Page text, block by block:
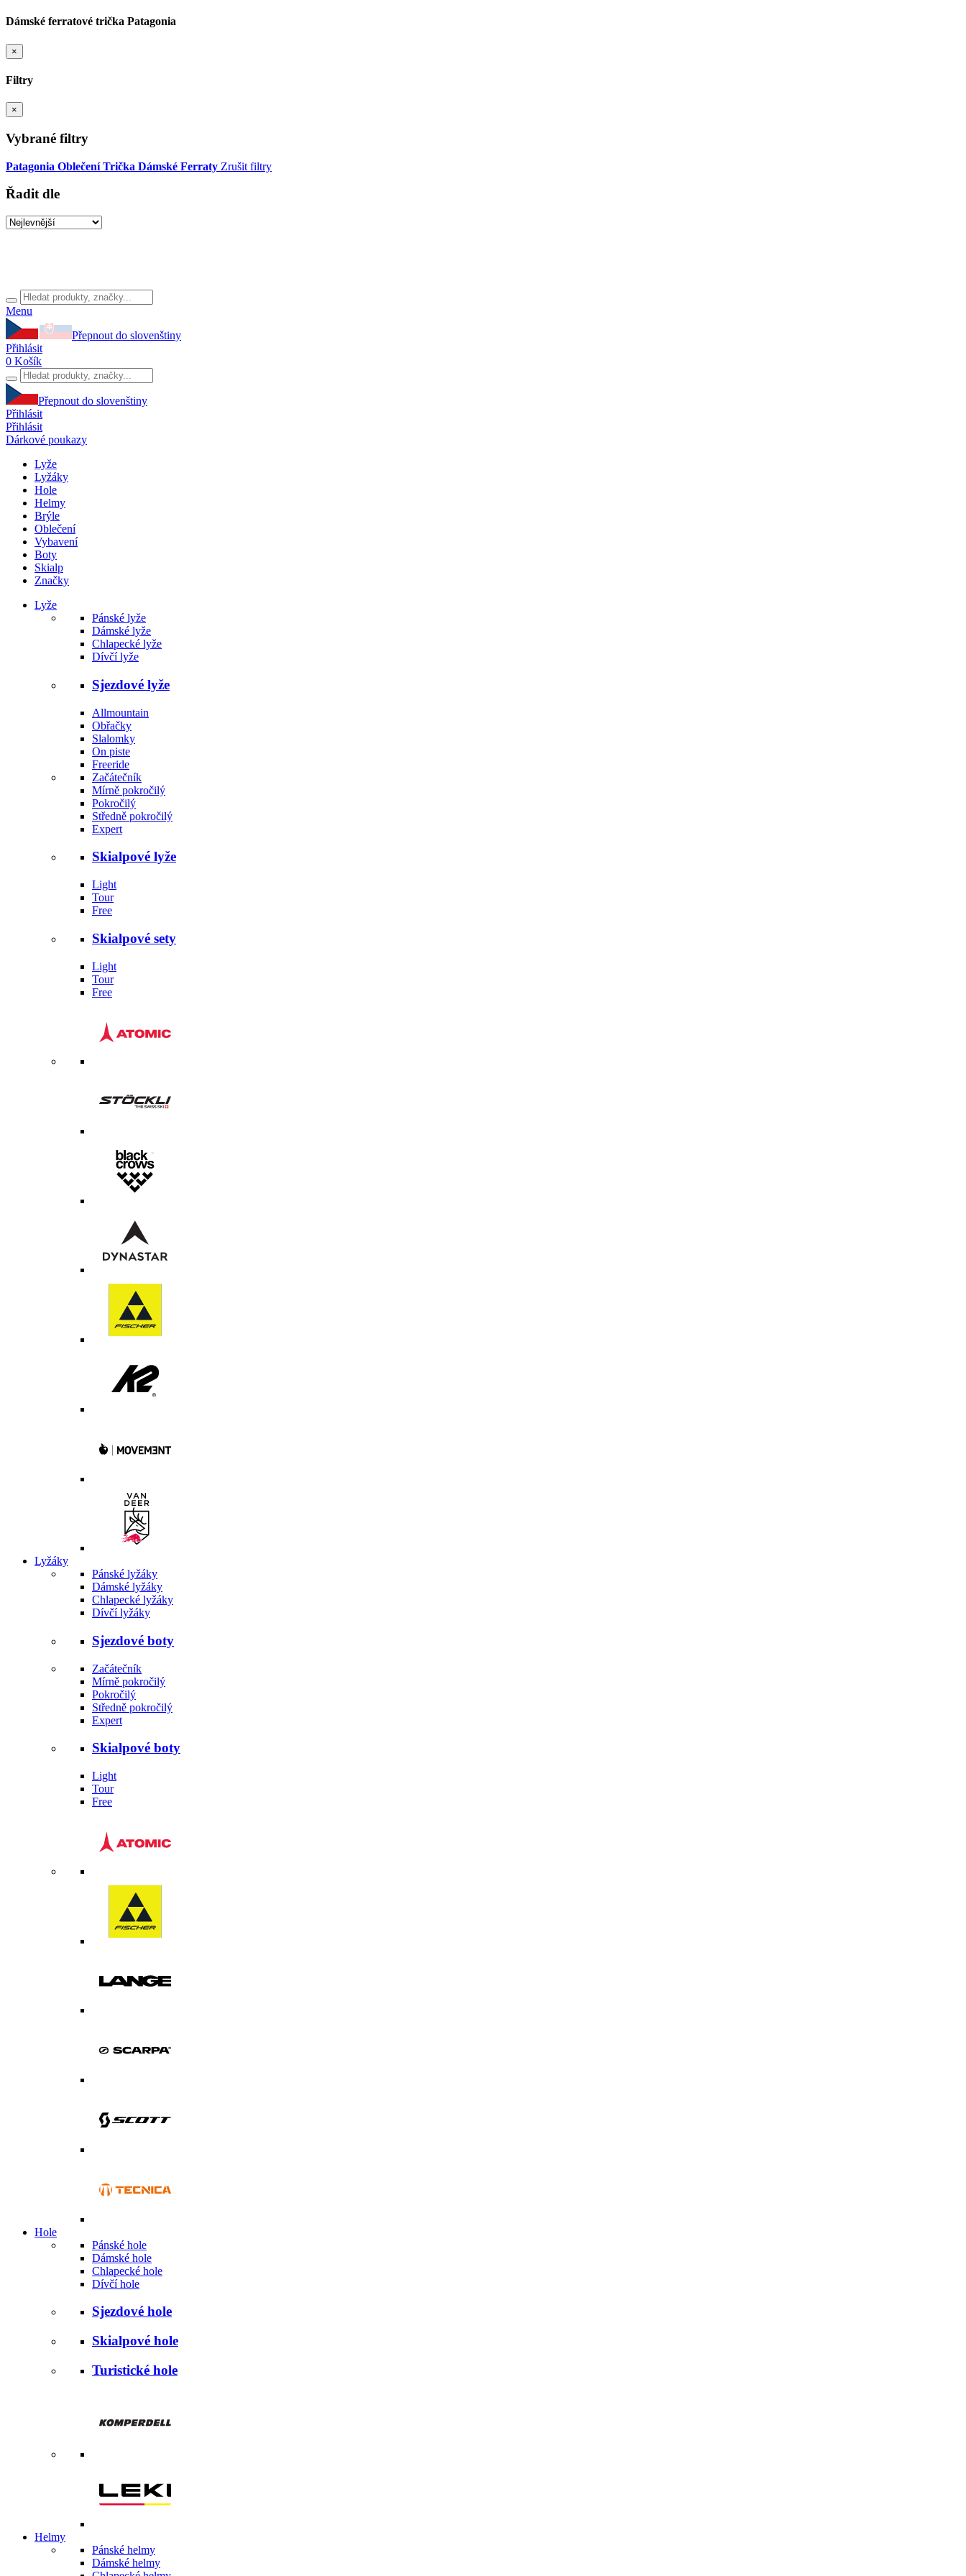
Dámské ferratové trička Patagonia
×
Filtry
×
Vybrané filtry
Patagonia Oblečení Trička Dámské Ferraty Zrušit filtry
Řadit dle
Menu
Přepnout do slovenštiny
Přihlásit
0 Košík
Přepnout do slovenštiny
Přihlásit
Přihlásit
Dárkové poukazy
Lyže
Lyžáky
Hole
Helmy
Brýle
Oblečení
Vybavení
Boty
Skialp
Značky
Lyže
Pánské lyže
Dámské lyže
Chlapecké lyže
Dívčí lyže
Sjezdové lyže
Allmountain
Obřačky
Slalomky
On piste
Freeride
Začátečník
Mírně pokročilý
Pokročilý
Středně pokročilý
Expert
Skialpové lyže
Light
Tour
Free
Skialpové sety
Light
Tour
Free
Lyžáky
Pánské lyžáky
Dámské lyžáky
Chlapecké lyžáky
Dívčí lyžáky
Sjezdové boty
Začátečník
Mírně pokročilý
Pokročilý
Středně pokročilý
Expert
Skialpové boty
Light
Tour
Free
Hole
Pánské hole
Dámské hole
Chlapecké hole
Dívčí hole
Sjezdové hole
Skialpové hole
Turistické hole
Helmy
Pánské helmy
Dámské helmy